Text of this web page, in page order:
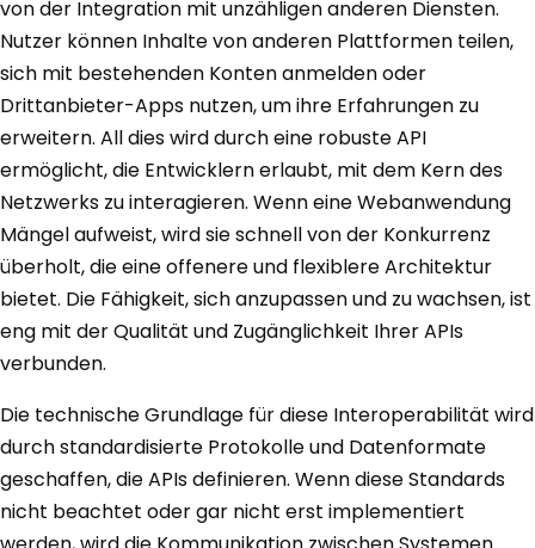
von der Integration mit unzähligen anderen Diensten.
Nutzer können Inhalte von anderen Plattformen teilen,
sich mit bestehenden Konten anmelden oder
Drittanbieter-Apps nutzen, um ihre Erfahrungen zu
erweitern. All dies wird durch eine robuste API
ermöglicht, die Entwicklern erlaubt, mit dem Kern des
Netzwerks zu interagieren. Wenn eine Webanwendung
Mängel aufweist, wird sie schnell von der Konkurrenz
überholt, die eine offenere und flexiblere Architektur
bietet. Die Fähigkeit, sich anzupassen und zu wachsen, ist
eng mit der Qualität und Zugänglichkeit Ihrer APIs
verbunden.
Die technische Grundlage für diese Interoperabilität wird
durch standardisierte Protokolle und Datenformate
geschaffen, die APIs definieren. Wenn diese Standards
nicht beachtet oder gar nicht erst implementiert